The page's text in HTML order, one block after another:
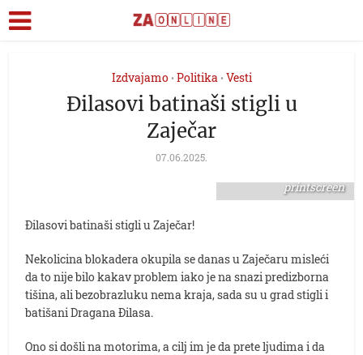
Izdvajamo • Politika • Vesti
Đilasovi batinaši stigli u
Zaječar
07.06.2025.
printscreen
Đilasovi batinaši stigli u Zaječar!
Nekolicina blokadera okupila se danas u Zaječaru misleći
da to nije bilo kakav problem iako je na snazi predizborna
tišina, ali bezobrazluku nema kraja, sada su u grad stigli i
batišani Dragana Đilasa.
Ono si došli na motorima, a cilj im je da prete ljudima i da